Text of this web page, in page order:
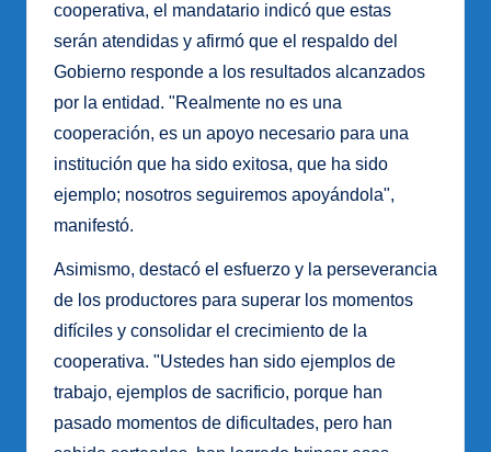
cooperativa, el mandatario indicó que estas
serán atendidas y afirmó que el respaldo del
Gobierno responde a los resultados alcanzados
por la entidad. "Realmente no es una
cooperación, es un apoyo necesario para una
institución que ha sido exitosa, que ha sido
ejemplo; nosotros seguiremos apoyándola",
manifestó.
Asimismo, destacó el esfuerzo y la perseverancia
de los productores para superar los momentos
difíciles y consolidar el crecimiento de la
cooperativa. "Ustedes han sido ejemplos de
trabajo, ejemplos de sacrificio, porque han
pasado momentos de dificultades, pero han